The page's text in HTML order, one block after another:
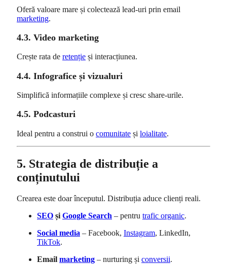
Oferă valoare mare și colectează lead-uri prin email
marketing.
4.3. Video marketing
Crește rata de retenție și interacțiunea.
4.4. Infografice și vizualuri
Simplifică informațiile complexe și cresc share-urile.
4.5. Podcasturi
Ideal pentru a construi o comunitate și loialitate.
5. Strategia de distribuție a
conținutului
Crearea este doar începutul. Distribuția aduce clienți reali.
SEO și Google Search – pentru trafic organic.
Social media – Facebook, Instagram, LinkedIn,
TikTok.
Email marketing – nurturing și conversii.